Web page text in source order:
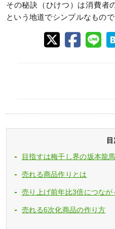
その秘訣（ひけつ）は消費者
という地道でシンプルなもので
目指すは梅干し界の坂本龍
売れる商品作りとは
売り上げ前年比3倍につな
売れる6次化商品の作り方